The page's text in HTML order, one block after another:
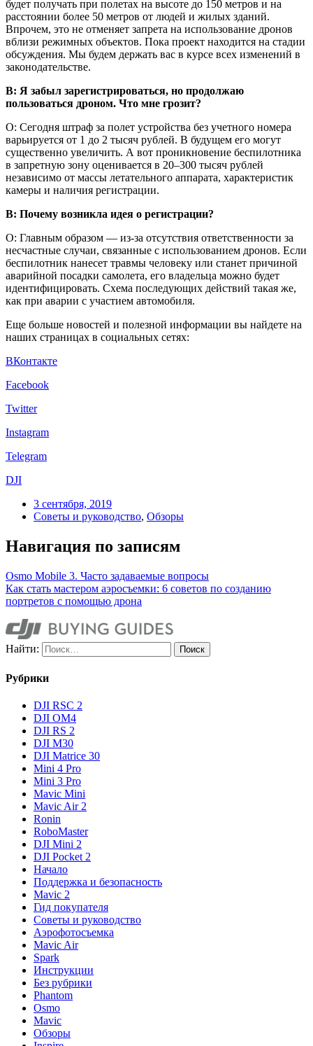
будет получать при полетах на высоте до 150 метров и на
расстоянии более 50 метров от людей и жилых зданий.
Впрочем, это не отменяет запрета на использование дронов
вблизи режимных объектов. Пока проект находится на стадии
обсуждения. Мы будем держать вас в курсе всех изменений в
законодательстве.
В: Я забыл зарегистрироваться, но продолжаю
пользоваться дроном. Что мне грозит?
О: Сегодня штраф за полет устройства без учетного номера
варьируется от 1 до 2 тысяч рублей. В будущем его могут
существенно увеличить. А вот проникновение беспилотника
в запретную зону оценивается в 20–300 тысяч рублей
независимо от массы летательного аппарата, характеристик
камеры и наличия регистрации.
В: Почему возникла идея о регистрации?
О: Главным образом — из-за отсутствия ответственности за
несчастные случаи, связанные с использованием дронов. Если
беспилотник нанесет травмы человеку или станет причиной
аварийной посадки самолета, его владельца можно будет
идентифицировать. Схема последующих действий такая же,
как при аварии с участием автомобиля.
Еще больше новостей и полезной информации вы найдете на
наших страницах в социальных сетях:
ВКонтакте
Facebook
Twitter
Instagram
Telegram
DJI
3 сентября, 2019
Советы и руководство, Обзоры
Навигация по записям
Osmo Mobile 3. Часто задаваемые вопросы
Как стать мастером аэросъемки: 6 советов по созданию
портретов с помощью дрона
Найти:
Рубрики
DJI RSC 2
DJI OM4
DJI RS 2
DJI M30
DJI Matrice 30
Mini 4 Pro
Mini 3 Pro
Mavic Mini
Mavic Air 2
Ronin
RoboMaster
DJI Mini 2
DJI Pocket 2
Начало
Поддержка и безопасность
Mavic 2
Гид покупателя
Советы и руководство
Аэрофотосъемка
Mavic Air
Spark
Инструкции
Без рубрики
Phantom
Osmo
Mavic
Обзоры